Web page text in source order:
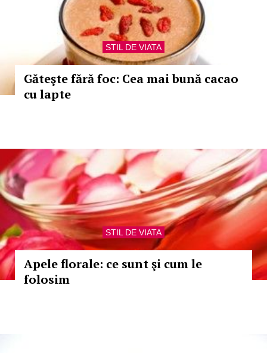
STIL DE VIATA
Găteşte fără foc: Cea mai bună cacao
cu lapte
STIL DE VIATA
Apele florale: ce sunt şi cum le
folosim